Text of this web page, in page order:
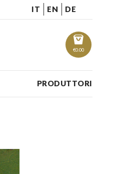
IT EN DE
€0.00
PRODUTTORI